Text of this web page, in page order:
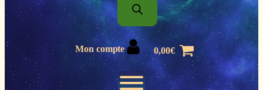
produits
Mon compte 0,00€